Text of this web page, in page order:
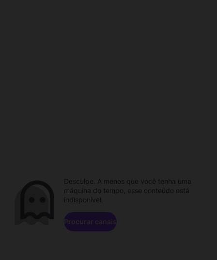
Desculpe. A menos que você tenha uma
máquina do tempo, esse conteúdo está
indisponível.
Procurar canais